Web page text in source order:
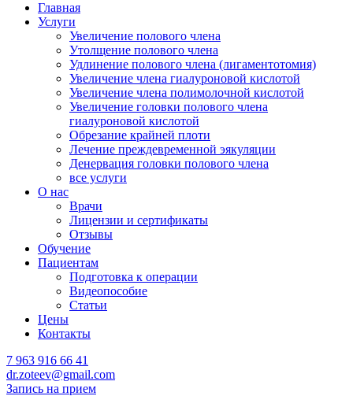
Главная
Услуги
Увеличение полового члена
Утолщение полового члена
Удлинение полового члена (лигаментотомия)
Увеличение члена гиалуроновой кислотой
Увеличение члена полимолочной кислотой
Увеличение головки полового члена
гиалуроновой кислотой
Обрезание крайней плоти
Лечение преждевременной эякуляции
Денервация головки полового члена
все услуги
О нас
Врачи
Лицензии и сертификаты
Отзывы
Обучение
Пациентам
Подготовка к операции
Видеопособие
Статьи
Цены
Контакты
7 963 916 66 41
dr.zoteev@gmail.com
Запись на прием